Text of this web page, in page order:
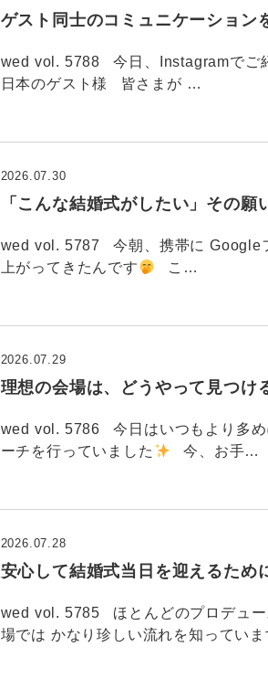
ゲスト同士のコミュニケーション
wed vol. 5788 今日、Instagramでご
日本のゲスト様 皆さまが …
「こんな結婚式がしたい」その願
2026.07.30
wed vol. 5787 今朝、携帯に Google
上がってきたんです
こ…
理想の会場は、どうやって見つけ
2026.07.29
wed vol. 5786 今日はいつもより多め
ーチを行っていました
今、お手…
安心して結婚式当日を迎えるため
2026.07.28
wed vol. 5785 ほとんどのプロデュ
場では かなり珍しい流れを知ってい